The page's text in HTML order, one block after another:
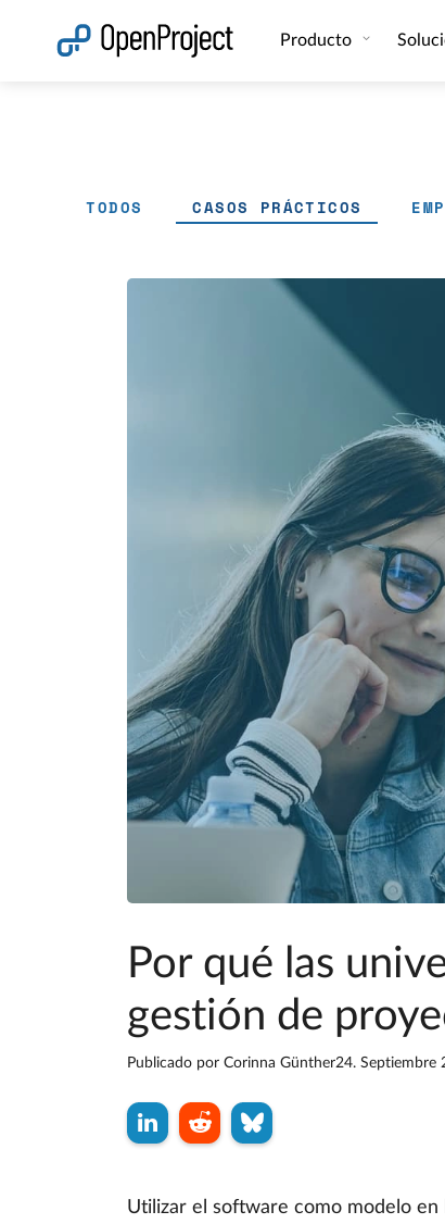
Producto
TODOS CASOS PRÁCTICOS
Por qué las
gestión de
Publicado por Corinna Günther24. Septiembre
Utilizar el software como modelo en